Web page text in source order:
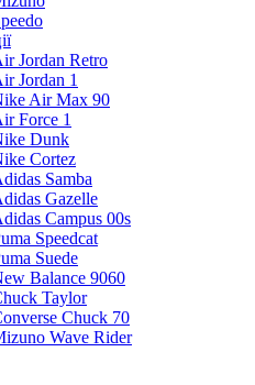
Jordan Retro
Jordan 1
Air Max 90
Force 1
Dunk
Cortez
Samba
Gazelle
Campus 00s
Speedcat
Suede
Balance 9060
Taylor
Chuck 70
Wave Rider